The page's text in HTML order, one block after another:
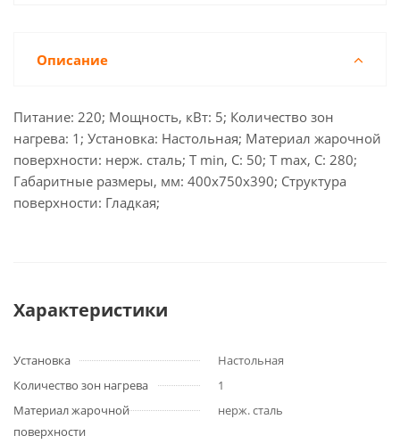
Описание
Питание: 220; Мощность, кВт: 5; Количество зон
нагрева: 1; Установка: Настольная; Материал жарочной
поверхности: нерж. сталь; Т min, С: 50; Т max, С: 280;
Габаритные размеры, мм: 400х750х390; Структура
поверхности: Гладкая;
Характеристики
Установка
Настольная
Количество зон нагрева
1
Материал жарочной
поверхности
нерж. сталь